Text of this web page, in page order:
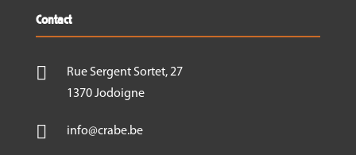
Contact

Rue Sergent Sortet, 27
1370 Jodoigne
 info@crabe.be